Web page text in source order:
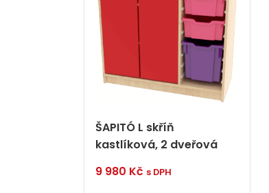
ŠAPITÓ L skříň
kastlíková, 2 dveřová
9 980 Kč s DPH